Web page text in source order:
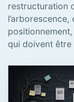
restructuration
qui doivent être